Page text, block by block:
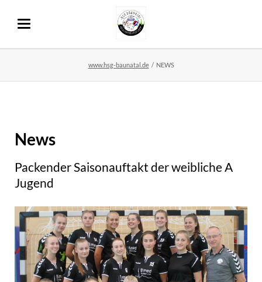
www.hsg-baunatal.de NEWS
News
Packender Saisonauftakt der weibliche A
Jugend